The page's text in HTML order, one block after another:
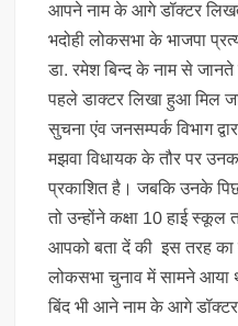
आपने नाम के आगे डॉक्टर
भदोही लोकसभा के भाजपा
डा. रमेश बिन्द के नाम से
पहले डाक्टर लिखा हुआ मिल
सुचना एंव जनसम्पर्क विभाग
मझवा विधायक के तौर पर
प्रकाशित है। जबकि उनके
तो उन्होंने कक्षा 10 हाई स्कूल
आपको बता दें की इस तरह का
लोकसभा चुनाव में सामने आया
बिंद भी आने नाम के आगे